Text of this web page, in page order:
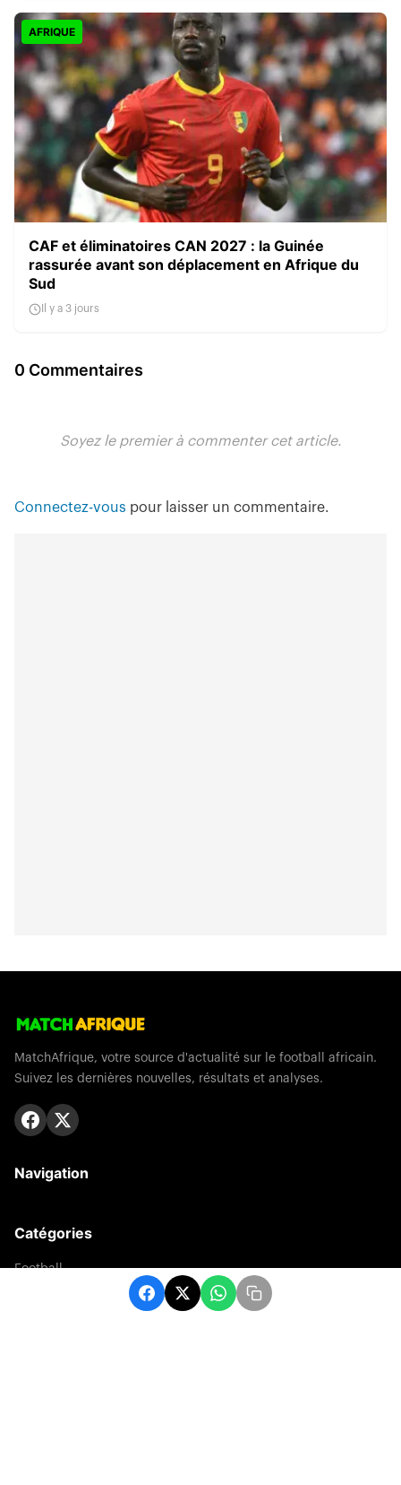
AFRIQUE
CAF et éliminatoires CAN 2027 : la Guinée
rassurée avant son déplacement en Afrique du
Sud
Il y a 3 jours
0 Commentaires
Soyez le premier à commenter cet article.
Connectez-vous pour laisser un commentaire.
MatchAfrique, votre source d'actualité sur le football africain.
Suivez les dernières nouvelles, résultats et analyses.
Navigation
Catégories
Football